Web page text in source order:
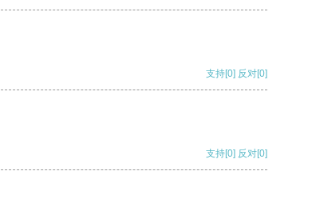
支持[0] 反对[0]
支持[0] 反对[0]